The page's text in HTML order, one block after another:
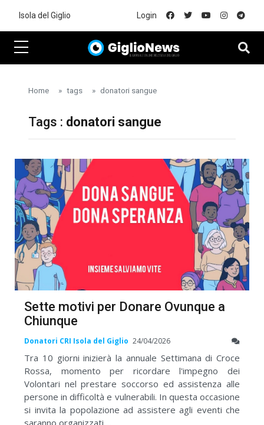
Isola del Giglio Login
Home tags donatori sangue
Tags : donatori sangue
Sette motivi per Donare Ovunque a
Chiunque
Donatori CRI Isola del Giglio 24/04/2026
Tra 10 giorni inizierà la annuale Settimana di Croce
Rossa, momento per ricordare l'impegno dei
Volontari nel prestare soccorso ed assistenza alle
persone in difficoltà e vulnerabili. In questa occasione
si invita la popolazione ad assistere agli eventi che